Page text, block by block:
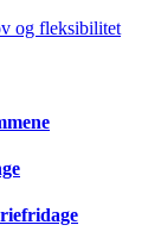
og fleksibilitet